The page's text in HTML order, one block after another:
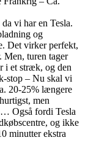
vi har en Tesla.
og
Det virker perfekt,
Men, turen tager
i et stræk, og den
stop – Nu skal vi
20-25% længere
men
Også fordi Tesla
og ikke
minutter ekstra